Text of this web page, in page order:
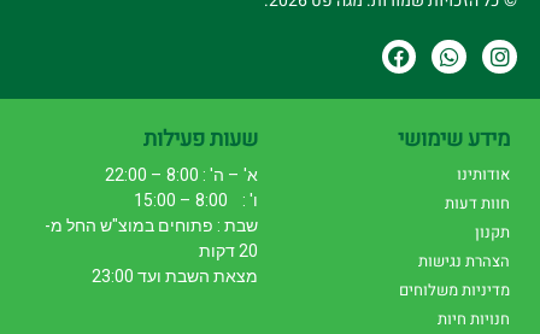
מידע שימושי
אודותינו
חוות דעות
תקנון
הצהרת נגישות
מדיניות משלוחים
חנויות חיות
שעות פעילות
א' – ה' : 8:00 – 22:00
ו' : 8:00 – 15:00
שבת : פתוחים במוצ"ש החל מ-
20 דקות
מצאת השבת ועד 23:00